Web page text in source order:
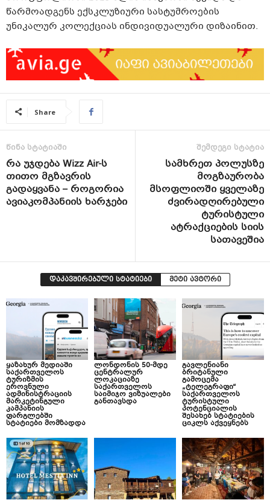
წარმოადგენს ექსკლუზიური სასტუმროების
უნიკალურ კოლექციას ინდივიდუალური დიზაინით.
Share
წინა სტატიაში
რა უჯდება Wizz Air-ს
თითო მგზავრის
გადაყვანა – როგორია
ავიაკომპანიის ხარჯები
შემდეგი სტატია
სამხრეთ პოლუსზე
მოგზაურობა
მსოფლიოში ყველაზე
ძვირადღირებული
ტურისტული
ატრაქციების სიის
სათავეშია
დაკავშირებული სტატიები მეტი ავტორი
ყაზახურ მედიაში
საქართველოს
ტურიზმის
ეროვნული
ადმინისტრაციის
მარკეტინგული
კამპანიის
ფარგლებში
სტატიები მომზადდა
ლონდონის 50-მდე
ცენტრალურ
ლოკაციაზე
საქართველოს
საიმიჯო ვიზუალები
განთავსდა
გავლენიანი
ბრიტანული
გამოცემა
„ტელეგრაფი“
საქართველოს
ტურისტული
პოტენციალის
შესახებ სტატიების
ციკლს აქვეყნებს